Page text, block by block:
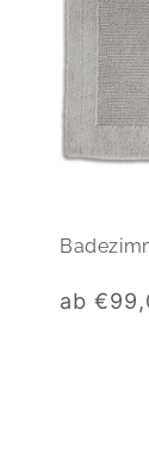
ab